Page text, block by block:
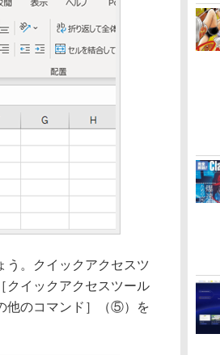
。クイックアクセスツ
クイックアクセスツール
他のコマンド］（⑤）を